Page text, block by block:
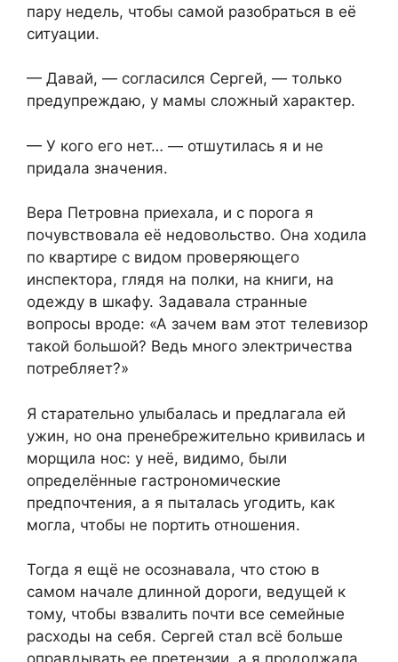
пару недель, чтобы самой разобраться в её
ситуации.
— Давай, — согласился Сергей, — только
предупреждаю, у мамы сложный характер.
— У кого его нет… — отшутилась я и не
придала значения.
Вера Петровна приехала, и с порога я
почувствовала её недовольство. Она ходила
по квартире с видом проверяющего
инспектора, глядя на полки, на книги, на
одежду в шкафу. Задавала странные
вопросы вроде: «А зачем вам этот телевизор
такой большой? Ведь много электричества
потребляет?»
Я старательно улыбалась и предлагала ей
ужин, но она пренебрежительно кривилась и
морщила нос: у неё, видимо, были
определённые гастрономические
предпочтения, а я пыталась угодить, как
могла, чтобы не портить отношения.
Тогда я ещё не осознавала, что стою в
самом начале длинной дороги, ведущей к
тому, чтобы взвалить почти все семейные
расходы на себя. Сергей стал всё больше